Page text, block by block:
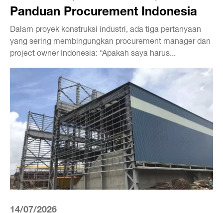
Panduan Procurement Indonesia
Dalam proyek konstruksi industri, ada tiga pertanyaan
yang sering membingungkan procurement manager dan
project owner Indonesia: “Apakah saya harus...
14/07/2026